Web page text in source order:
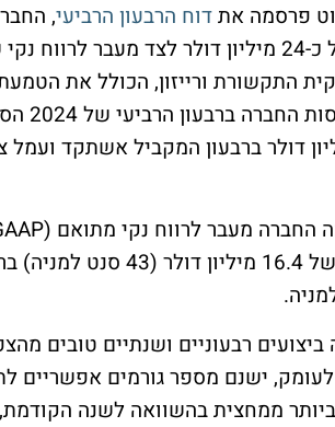
פרסמה אתדוח הרבעון הרביעי,
התקשורת ורייזון, הכולל את
בהשוואה להפסד נקי של
רבעוניים ושנתיים טובים
ישנם מספר גורמים אפשריים
ביותר ממחצית בהשוואה לשנה